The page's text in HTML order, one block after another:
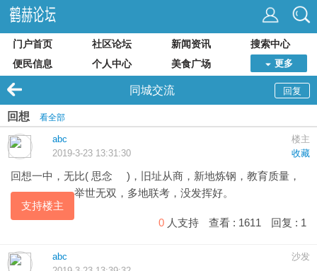
门户首页 社区论坛 新闻资讯
搜索中心
便民信息
个人中心 美食广场 更多
回复
同城交流
回想 看全部
楼主
abc
收藏
2019-3-23 13:31:30
回想一中，无比( 思念 )，旧址从商，新地炼钢，教育质量，
举世无双，多地联考，没发挥好。
支持楼主
0 人支持 查看 : 1611 回复 : 1
沙发
abc